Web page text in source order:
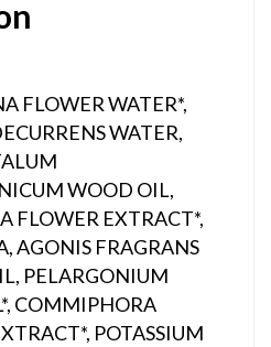
FLOWER WATER*,
WATER,
WOOD OIL,
FLOWER EXTRACT*,
AGONIS FRAGRANS
PELARGONIUM
COMMIPHORA
POTASSIUM